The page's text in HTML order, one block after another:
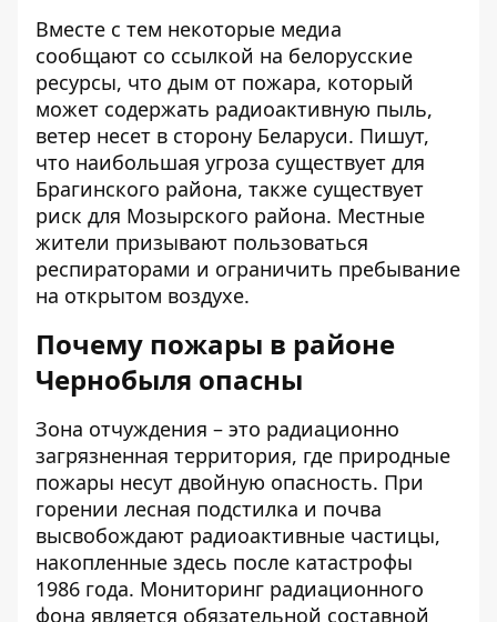
Вместе с тем некоторые медиа
сообщают со ссылкой на белорусские
ресурсы, что дым от пожара, который
может содержать радиоактивную пыль,
ветер несет в сторону Беларуси. Пишут,
что наибольшая угроза существует для
Брагинского района, также существует
риск для Мозырского района. Местные
жители призывают пользоваться
респираторами и ограничить пребывание
на открытом воздухе.
Почему пожары в районе
Чернобыля опасны
Зона отчуждения – это радиационно
загрязненная территория, где природные
пожары несут двойную опасность. При
горении лесная подстилка и почва
высвобождают радиоактивные частицы,
накопленные здесь после катастрофы
1986 года. Мониторинг радиационного
фона является обязательной составной